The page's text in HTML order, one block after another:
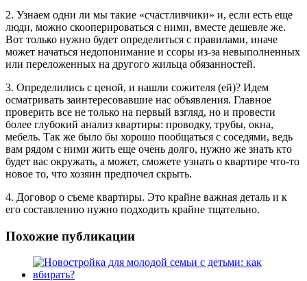
2. Узнаем одни ли мы такие «счастливчики» и, если есть еще
люди, можно скооперироваться с ними, вместе дешевле же.
Вот только нужно будет определиться с правилами, иначе
может начаться недопонимание и ссоры из-за невыполненных
или переложенных на другого жильца обязанностей.
3. Определились с ценой, и нашли сожителя (ей)? Идем
осматривать заинтересовавшие нас объявления. Главное
проверить все не только на первый взгляд, но и провести
более глубокий анализ квартиры: проводку, трубы, окна,
мебель. Так же было бы хорошо пообщаться с соседями, ведь
вам рядом с ними жить еще очень долго, нужно же знать кто
будет вас окружать, а может, сможете узнать о квартире что-то
новое то, что хозяин предпочел скрыть.
4. Договор о съеме квартиры. Это крайне важная деталь и к
его составлению нужно подходить крайне тщательно.
Похожие публикации